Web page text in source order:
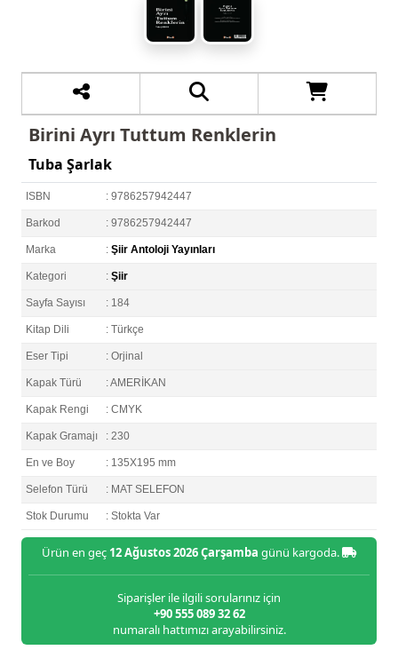
Birini Ayrı Tuttum Renklerin
Tuba Şarlak
ISBN : 9786257942447
Barkod : 9786257942447
Marka : Şiir Antoloji Yayınları
Kategori : Şiir
Sayfa Sayısı : 184
Kitap Dili : Türkçe
Eser Tipi : Orjinal
Kapak Türü : AMERİKAN
Kapak Rengi : CMYK
Kapak Gramajı : 230
En ve Boy : 135X195 mm
Selefon Türü : MAT SELEFON
Stok Durumu : Stokta Var
Ürün en geç 12 Ağustos 2026 Çarşamba günü kargoda.
Siparişler ile ilgili sorularınız için
+90 555 089 32 62
numaralı hattımızı arayabilirsiniz.